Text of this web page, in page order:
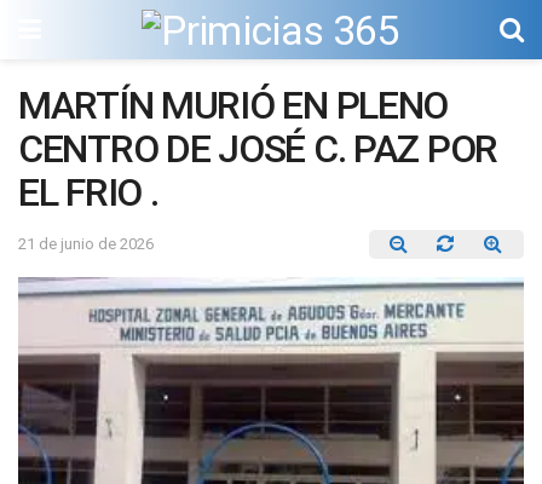
MARTÍN MURIÓ EN PLENO
CENTRO DE JOSÉ C. PAZ POR
EL FRIO .
21 de junio de 2026